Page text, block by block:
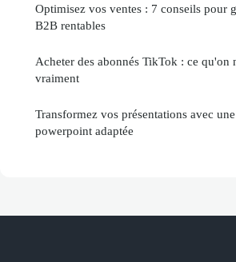
Optimisez vos ventes : 7 conseils pour
B2B rentables
Acheter des abonnés TikTok : ce qu'on
vraiment
Transformez vos présentations avec
powerpoint adaptée